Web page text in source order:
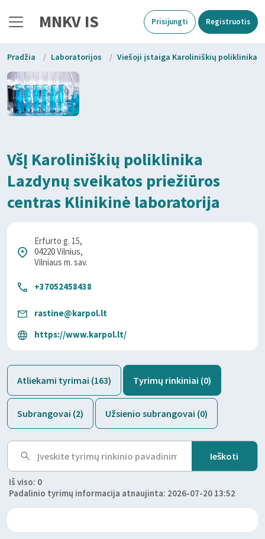
MNKV IS Prisijungti Registruotis
Pradžia / Laboratorijos / Viešoji įstaiga Karoliniškių poliklinika
VšĮ Karoliniškių poliklinika
Lazdynų sveikatos priežiūros
centras Klinikinė laboratorija
Erfurto g. 15,
04220 Vilnius,
Vilniaus m. sav.
+37052458438
rastine@karpol.lt
https://www.karpol.lt/
Atliekami tyrimai (163) Tyrimų rinkiniai (0)
Subrangovai (2) Užsienio subrangovai (0)
Iš viso: 0
Padalinio tyrimų informacija atnaujinta: 2026-07-20 13:52